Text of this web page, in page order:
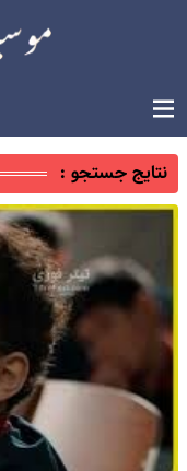
نتایج جستجو :